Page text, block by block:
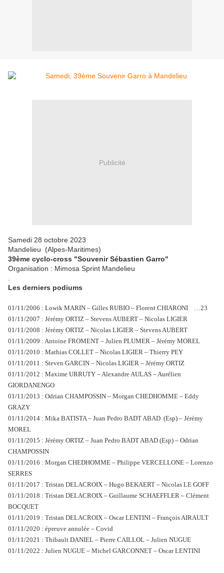
Publicité
Samedi 28 octobre 2023
Mandelieu (Alpes-Maritimes)
39ème cyclo-cross "Souvenir Sébastien Garro"
Organisation : Mimosa Sprint Mandelieu
Les derniers podiums
01/11/2006 : Lowik MARIN – Gilles RUBIO – Florent CHIARONI …23
01/11/2007 : Jérémy ORTIZ – Stevens AUBERT – Nicolas LIGIER
01/11/2008 : Jérémy ORTIZ – Nicolas LIGIER – Stevens AUBERT
01/11/2009 : Antoine FROMENT – Julien PLUMER – Jérémy MOREL
01/11/2010 : Mathias COLLET – Nicolas LIGIER – Thierry PEY
01/11/2011 : Steven GARCIN – Nicolas LIGIER – Jérémy ORTIZ
01/11/2012 : Maxime URRUTY – Alexandre AULAS – Aurélien
GIORDANENGO
01/11/2013 : Odrian CHAMPOSSIN – Morgan CHEDHOMME – Eddy
GRAZY
01/11/2014 : Mika BATISTA – Juan Pedro BADT ABAD (Esp) – Jérémy
MOREL
01/11/2015 : Jérémy ORTIZ – Juan Pedro BADT ABAD (Esp) – Odrian
CHAMPOSSIN
01/11/2016 : Morgan CHEDHOMME – Philippe VERCELLONE – Lorenzo
SERRES
01/11/2017 : Tristan DELACROIX – Hugo BEKAERT – Nicolas LE GOFF
01/11/2018 : Tristan DELACROIX – Guillaume SCHAEFFLER – Clément
BOCQUET
01/11/2019 : Tristan DELACROIX – Oscar LENTINI – François AIRAULT
01/11/2020 : épreuve annulée – Covid
01/11/2021 : Thibault DANIEL – Pierre CAILLOL – Julien NUGUE
01/11/2022 : Julien NUGUE – Michel GARCONNET – Oscar LENTINI